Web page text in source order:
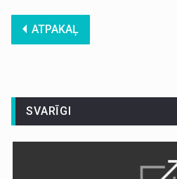
ATPAKAĻ
SVARĪGI